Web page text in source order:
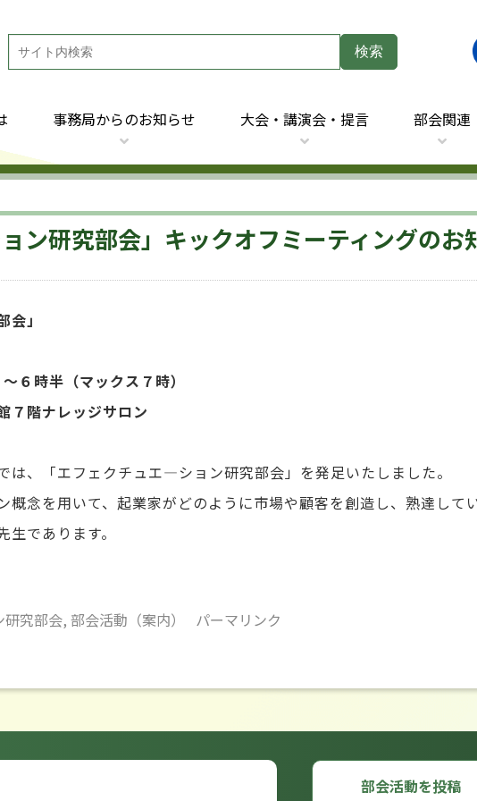
事務局からのお知らせ 大会・講演会・提言 部会関連
ン研究部会」キックオフミーティングのお
」
時半（マックス７時）
階ナレッジサロン
は、「エフェクチュエ―ション研究部会」を発足いたしました。
概念を用いて、起業家がどのように市場や顧客を創造し、熟達して
であります。
究部会, 部会活動（案内） パーマリンク
部会活動を投稿